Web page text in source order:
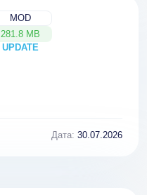
MOD
281.8 MB
UPDATE
NEW
Дата: 30.07.2026